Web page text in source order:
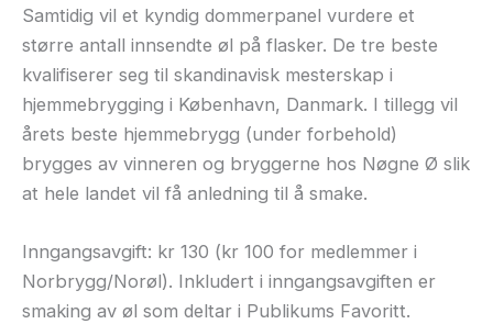
Samtidig vil et kyndig dommerpanel vurdere et
større antall innsendte øl på flasker. De tre beste
kvalifiserer seg til skandinavisk mesterskap i
hjemmebrygging i København, Danmark. I tillegg vil
årets beste hjemmebrygg (under forbehold)
brygges av vinneren og bryggerne hos Nøgne Ø slik
at hele landet vil få anledning til å smake.
Inngangsavgift: kr 130 (kr 100 for medlemmer i
Norbrygg/Norøl). Inkludert i inngangsavgiften er
smaking av øl som deltar i Publikums Favoritt.